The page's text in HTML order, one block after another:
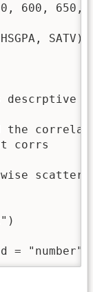
600, 650,
corrs
= "number")